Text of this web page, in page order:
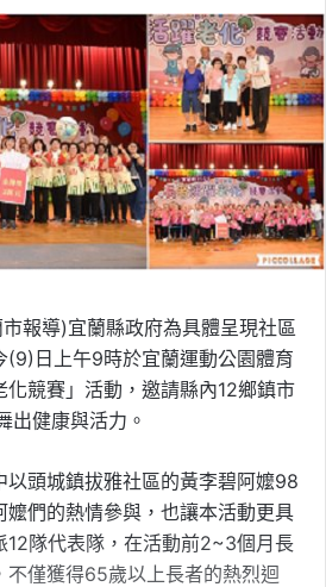
報導)宜蘭縣政府為具體呈現社區
(9)日上午9時於宜蘭運動公園體育
競賽」活動，邀請縣內12鄉鎮市
出健康與活力。
以頭城鎮拔雅社區的黃李碧阿嬤98
嬤們的熱情參與，也讓本活動更具
12隊代表隊，在活動前2~3個月長
不僅獲得65歲以上長者的熱烈迴